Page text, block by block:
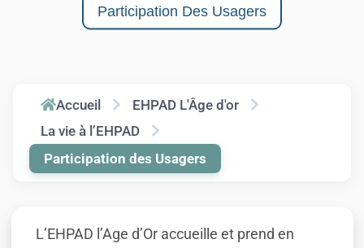
Participation Des Usagers
Accueil
EHPAD L'Âge d'or
La vie à l’EHPAD
Participation des Usagers
L’EHPAD l’Age d’Or accueille et prend en